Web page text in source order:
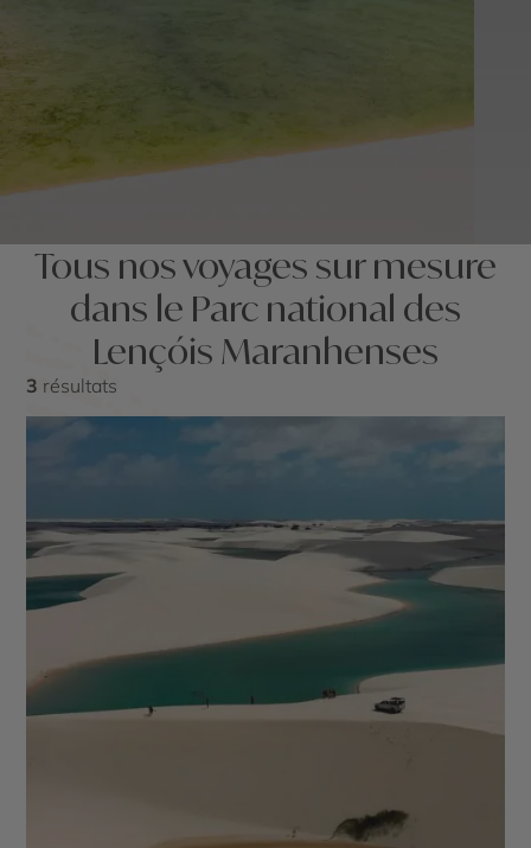
Tous nos voyages sur mesure
dans le Parc national des
Lençóis Maranhenses
3 résultats